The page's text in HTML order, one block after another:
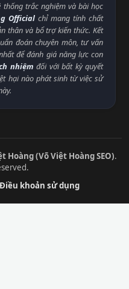
thống trắc nghiệm và bài học
Official chỉ mang tính chất
thân và bổ trợ kiến thức. Kết
đoán chuyên môn, tư vấn
để đánh giá năng lực con
nhiệm đối với bất kỳ quyết
hại nào phát sinh từ việc sử
(Võ Việt Hoàng SEO).
Điều khoản sử dụng